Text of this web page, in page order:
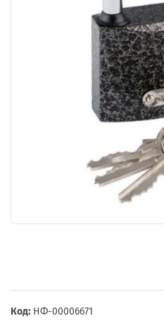
Код: НФ-00006671